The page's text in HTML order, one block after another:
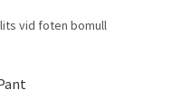
099,00 kr